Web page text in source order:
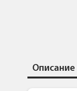
Описание